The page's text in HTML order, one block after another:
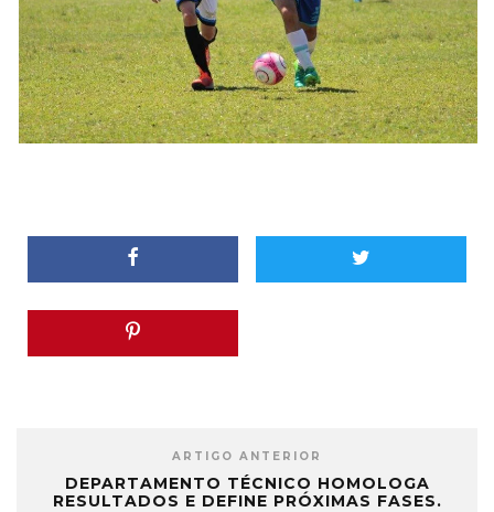
ARTIGO ANTERIOR
DEPARTAMENTO TÉCNICO HOMOLOGA
RESULTADOS E DEFINE PRÓXIMAS FASES.